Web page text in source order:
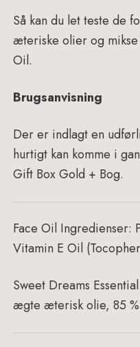
Så kan du let teste de
æteriske olier og mikse
Oil.
Brugsanvisning
Der er indlagt en
hurtigt kan komme i
Gift Box Gold + Bog.
Face Oil Ingredienser:
Vitamin E Oil
Sweet Dreams
ægte æterisk olie, 85